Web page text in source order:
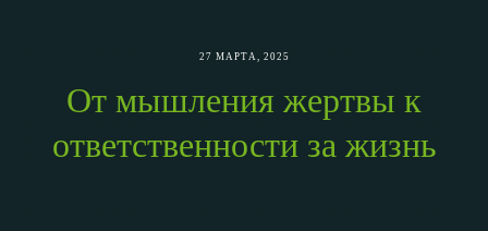
27 МАРТА, 2025
От мышления жертвы к
ответственности за жизнь